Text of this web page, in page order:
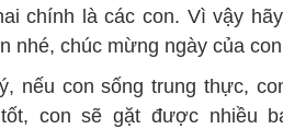
chính là các con. Vì vậy
nhé, chúc mừng ngày của
nếu con sống trung thực,
con sẽ gặt được nhiều